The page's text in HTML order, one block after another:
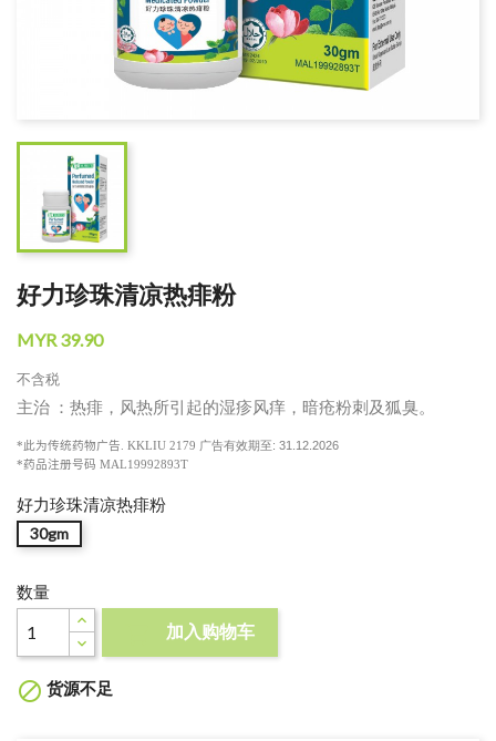
好力珍珠清凉热痱粉
MYR 39.90
不含税
主治 ：热痱，风热所引起的湿疹风痒，暗疮粉刺及狐臭。
*此为传统药物广告 . KKLIU 2179 广告有效期至: 31.12.2026
*药品注册号码 MAL19992893T
好力珍珠清凉热痱粉
30gm
数量
加入购物车
 货源不足